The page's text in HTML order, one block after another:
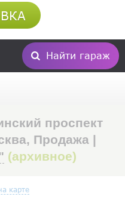
Найти гараж
проспект
Продажа |
(архивное)
карте